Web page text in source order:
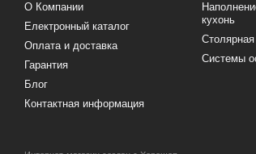
О Компании
Електронный каталог
Оплата и доставка
Гарантия
Блог
Контактная информация
кухонь
Системы